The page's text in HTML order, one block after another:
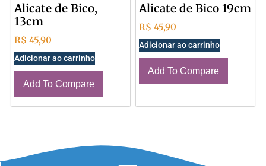
Alicate de Bico,
13cm
R$ 45,90
Adicionar ao carrinho
Add To Compare
Alicate de Bico 19cm
R$ 45,90
Adicionar ao carrinho
Add To Compare